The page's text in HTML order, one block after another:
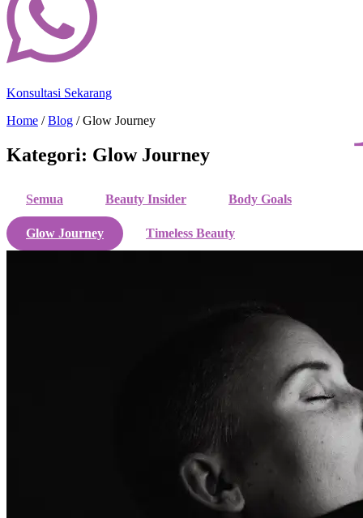
Konsultasi Sekarang
Home /Blog /Glow Journey
Kategori: Glow Journey
Semua Beauty Insider Body Goals
Glow Journey Timeless Beauty